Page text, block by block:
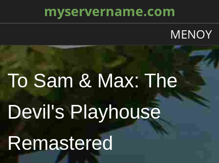
myservername.com
ΜΕΝΟΎ
Το Sam & Max: The
Devil's Playhouse
Remastered